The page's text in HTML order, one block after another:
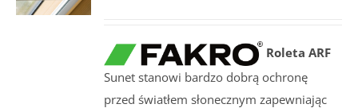
Roleta ARF
Sunet stanowi bardzo dobrą ochronę
przed światłem słonecznym zapewniając